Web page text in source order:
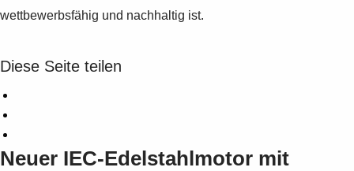
wettbewerbsfähig und nachhaltig ist.
Diese Seite teilen
Neuer IEC-Edelstahlmotor mit